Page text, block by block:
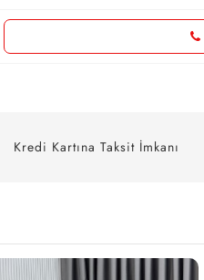
Kredi Kartına Taksit İmkanı